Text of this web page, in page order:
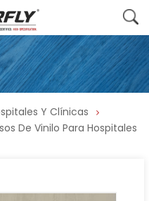
Y Clínicas
De Vinilo Para Hospitales